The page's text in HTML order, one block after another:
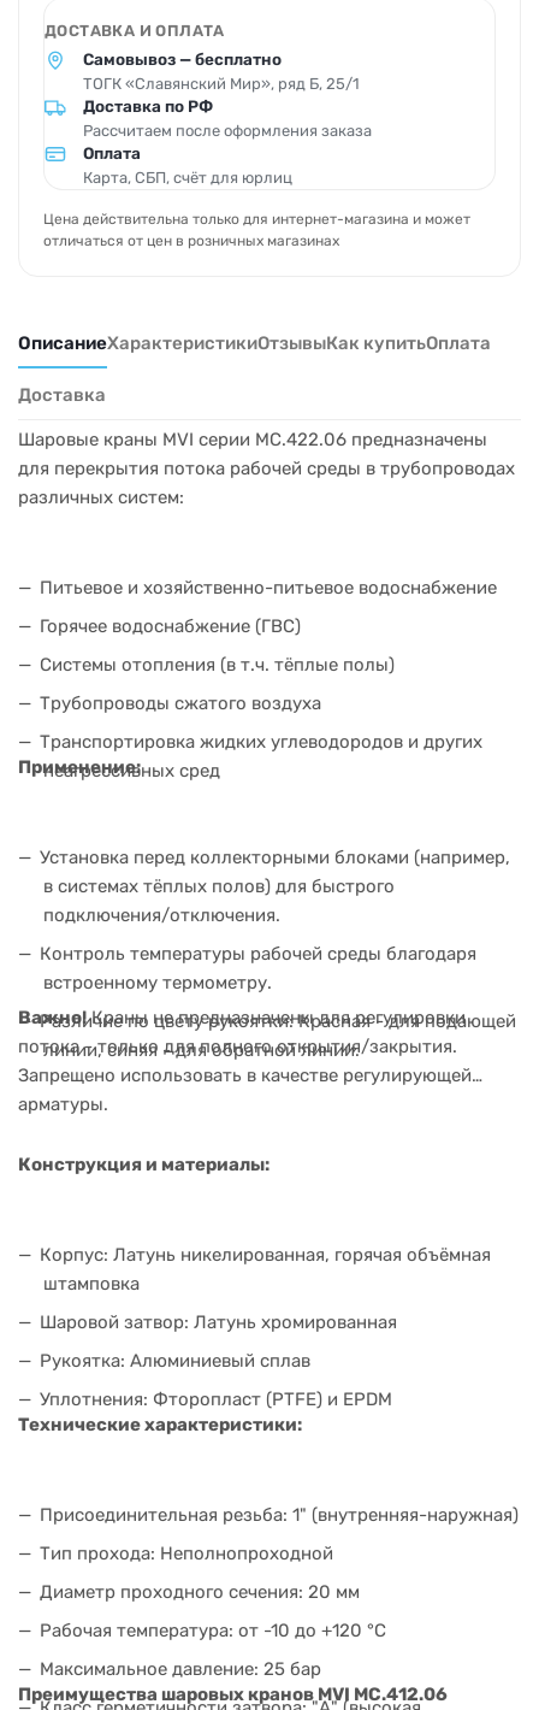
ДОСТАВКА И ОПЛАТА
Самовывоз — бесплатно
ТОГК «Славянский Мир», ряд Б, 25/1
Доставка по РФ
Рассчитаем после оформления заказа
Оплата
Карта, СБП, счёт для юрлиц
Цена действительна только для интернет-магазина и может
отличаться от цен в розничных магазинах
ОписаниеХарактеристикиОтзывыКак купитьОплата
Доставка
Шаровые краны MVI серии MC.422.06 предназначены
для перекрытия потока рабочей среды в трубопроводах
различных систем:
Питьевое и хозяйственно-питьевое водоснабжение
Горячее водоснабжение (ГВС)
Системы отопления (в т.ч. тёплые полы)
Трубопроводы сжатого воздуха
Транспортировка жидких углеводородов и других
неагрессивных сред
Применение:
Установка перед коллекторными блоками (например,
в системах тёплых полов) для быстрого
подключения/отключения.
Контроль температуры рабочей среды благодаря
встроенному термометру.
Различие по цвету рукоятки: Красная - для подающей
линии, синяя - для обратной линии.
Важно!Краны не предназначены для регулировки
потока - только для полного открытия/закрытия.
Запрещено использовать в качестве регулирующей
арматуры.
Конструкция и материалы:
Корпус: Латунь никелированная, горячая объёмная
штамповка
Шаровой затвор: Латунь хромированная
Рукоятка: Алюминиевый сплав
Уплотнения: Фторопласт (PTFE) и EPDM
Технические характеристики:
Присоединительная резьба: 1" (внутренняя-наружная)
Тип прохода: Неполнопроходной
Диаметр проходного сечения: 20 мм
Рабочая температура: от -10 до +120 °C
Максимальное давление: 25 бар
Преимущества шаровых кранов MVI MC.412.06